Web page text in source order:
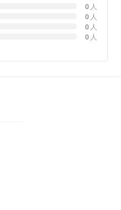
0 人
0 人
0 人
0 人